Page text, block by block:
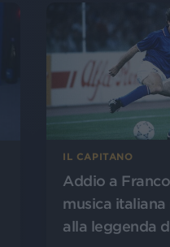
IL CAPITANO
Addio a
musica
alla leggenda